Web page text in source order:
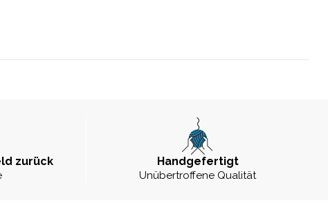
zurück Handgefertigt
Unübertroffene Qualität